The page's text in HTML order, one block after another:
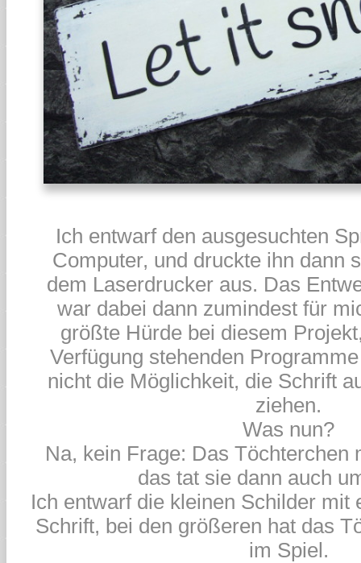
Ich entwarf den ausgesuchten
Computer, und druckte ihn dann
dem Laserdrucker aus. Das
war dabei dann zumindest für
größte Hürde bei diesem
Verfügung stehenden
nicht die Möglichkeit, die Schrift
ziehen.
Was nun?
Na, kein Frage: Das Töchterchen
das tat sie dann auch
Ich entwarf die kleinen Schilder mit
Schrift, bei den größeren hat das
im Spiel.